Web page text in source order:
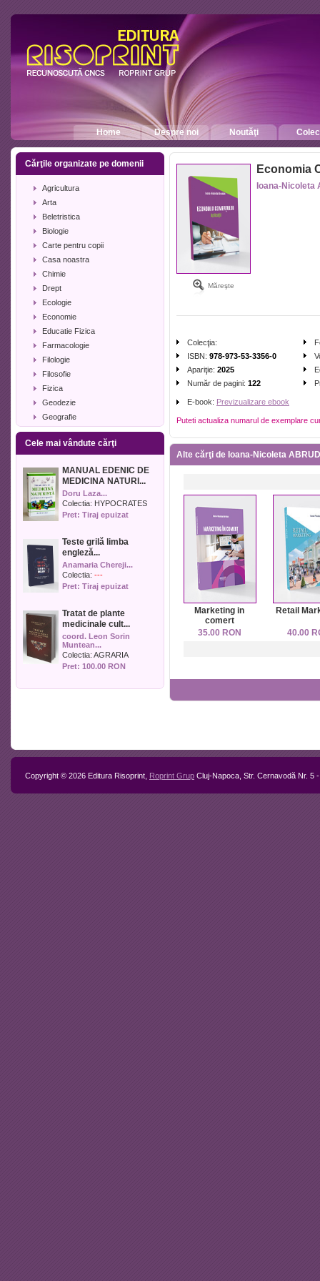
Home Despre noi Noutăţi
Cărţile organizate pe domenii
Agricultura
Arta
Beletristica
Biologie
Carte pentru copii
Casa noastra
Chimie
Drept
Ecologie
Economie
Educatie Fizica
Farmacologie
Filologie
Filosofie
Fizica
Geodezie
Geografie
Geologie
Industrie alimentara
Istorie
Istorie literara
Lexicologie
Management
Matematica
Media
Medicina umana
Medicina veterinara
Muzica
Pedagogie
Politica
Psihologie
Sport
Cele mai vândute cărţi
MANUAL EDENIC DE
MEDICINA NATURI...
Doru Laza...
Colectia: HYPOCRATES
Pret: Tiraj epuizat
Teste grilă limba
engleză...
Anamaria Chereji...
Colectia: ---
Pret: Tiraj epuizat
Tratat de plante
medicinale cult...
coord. Leon Sorin
Muntean...
Colectia: AGRARIA
Pret: 100.00 RON
Măreşte
Economia
Ioana-Nicoleta
Colecţia:
ISBN: 978-973-53-3356-0
Apariţie: 2025
Număr de pagini: 122
E-book: Previzualizare ebook
Puteti actualiza numarul de exemplare
Alte cărţi de Ioana-Nicoleta
Marketing in
comert
35.00 RON
Retail
40.00
Copyright © 2026 Editura Risoprint, Roprint Grup Cluj-Napoca, Str. Cernavodă Nr. 5